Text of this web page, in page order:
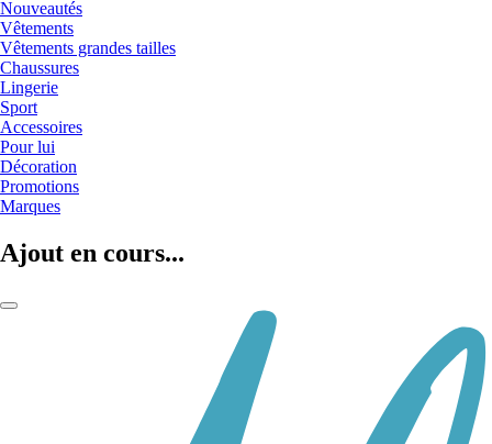
Nouveautés
Vêtements
Vêtements grandes tailles
Chaussures
Lingerie
Sport
Accessoires
Pour lui
Décoration
Promotions
Marques
Ajout en cours...